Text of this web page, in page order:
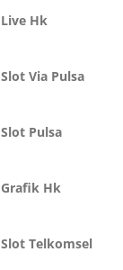
Live Hk
Slot Via Pulsa
Slot Pulsa
Grafik Hk
Slot Telkomsel